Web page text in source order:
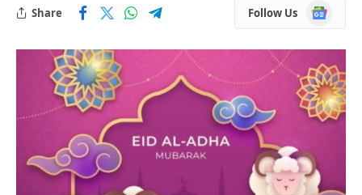
Share Follow Us
Google
News